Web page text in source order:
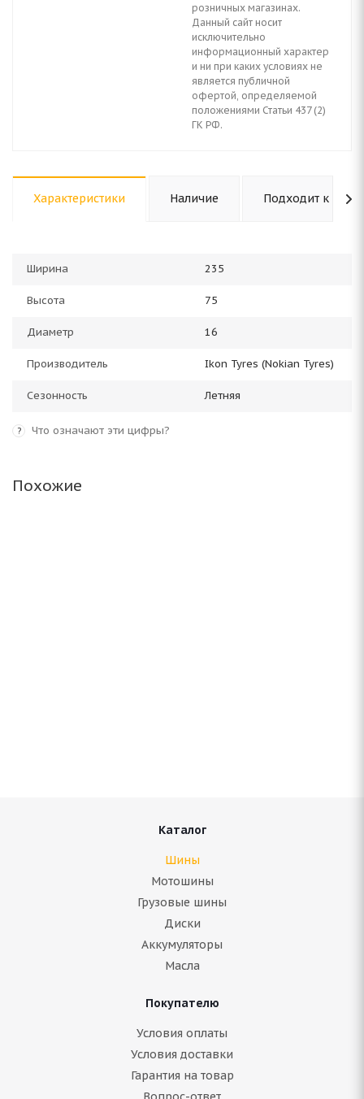
розничных магазинах.
Данный сайт носит
исключительно
информационный характер
и ни при каких условиях не
является публичной
офертой, определяемой
положениями Статьи 437 (2)
ГК РФ.
Характеристики Наличие Подходит к авто
Ширина 235
Высота 75
Диаметр 16
Производитель Ikon Tyres (Nokian Tyres)
Сезонность Летняя
? Что означают эти цифры?
Похожие
Fortune FSR-305 235/75 R16 112T
Каталог
Шины
Мотошины
Грузовые шины
Диски
Аккумуляторы
Масла
Покупателю
Условия оплаты
Условия доставки
Гарантия на товар